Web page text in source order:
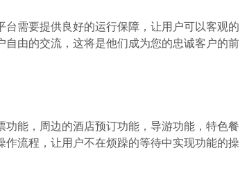
需要提供良好的运行保障，让用户可以客观的
由的交流，这将是他们成为您的忠诚客户的前
能，周边的酒店预订功能，导游功能，特色餐
流程，让用户不在烦躁的等待中实现功能的操